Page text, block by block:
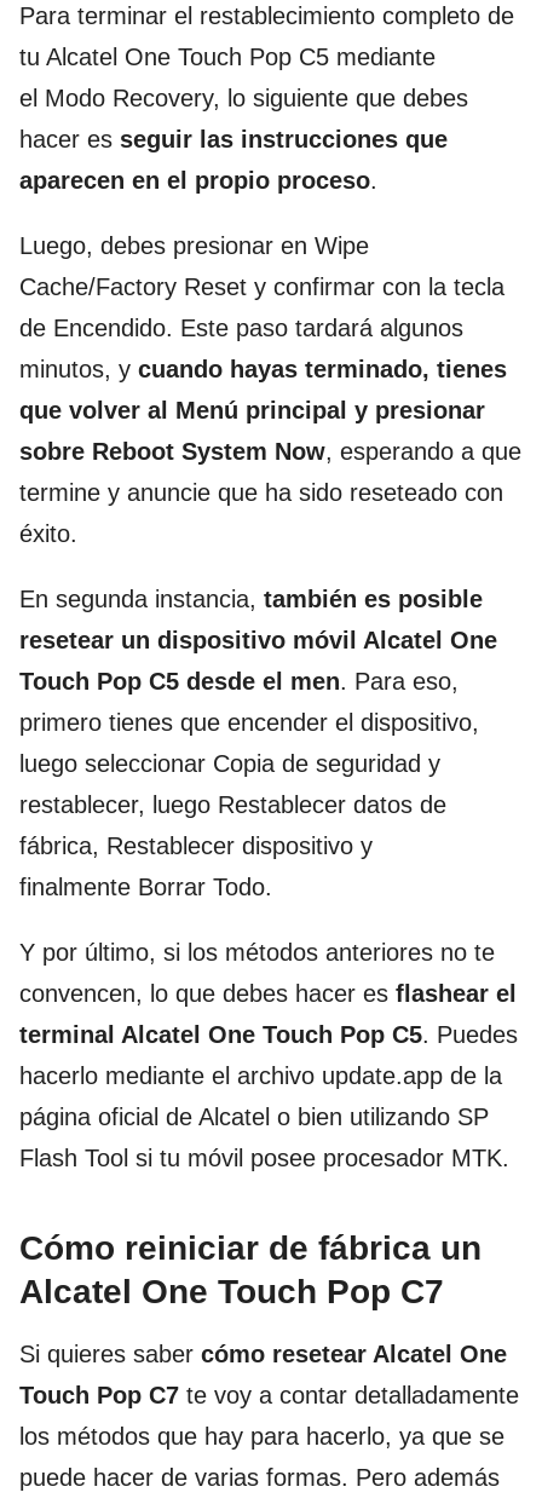
Para terminar el restablecimiento completo de
tu Alcatel One Touch Pop C5 mediante
el Modo Recovery, lo siguiente que debes
hacer es seguir las instrucciones que
aparecen en el propio proceso.
Luego, debes presionar en Wipe
Cache/Factory Reset y confirmar con la tecla
de Encendido. Este paso tardará algunos
minutos, y cuando hayas terminado, tienes
que volver al Menú principal y presionar
sobre Reboot System Now, esperando a que
termine y anuncie que ha sido reseteado con
éxito.
En segunda instancia, también es posible
resetear un dispositivo móvil Alcatel One
Touch Pop C5 desde el men. Para eso,
primero tienes que encender el dispositivo,
luego seleccionar Copia de seguridad y
restablecer, luego Restablecer datos de
fábrica, Restablecer dispositivo y
finalmente Borrar Todo.
Y por último, si los métodos anteriores no te
convencen, lo que debes hacer es flashear el
terminal Alcatel One Touch Pop C5. Puedes
hacerlo mediante el archivo update.app de la
página oficial de Alcatel o bien utilizando SP
Flash Tool si tu móvil posee procesador MTK.
Cómo reiniciar de fábrica un
Alcatel One Touch Pop C7
Si quieres saber cómo resetear Alcatel One
Touch Pop C7 te voy a contar detalladamente
los métodos que hay para hacerlo, ya que se
puede hacer de varias formas. Pero además